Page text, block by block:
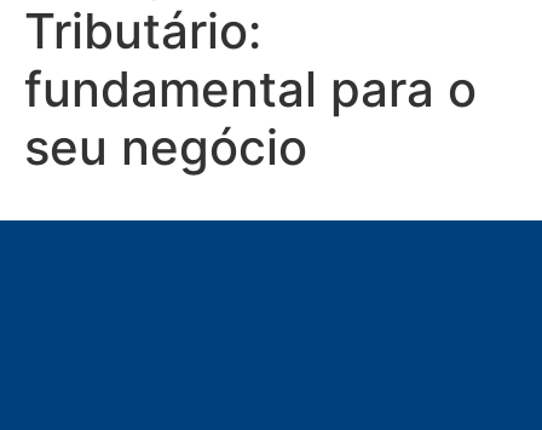
Tributário:
fundamental para o
seu negócio